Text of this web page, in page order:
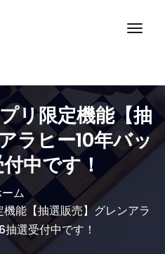
ナ
ー
シ
ョ
ン
切
り
リ限定機能【抽
ラヒー10年バッ
中です！
ム
能【抽選販売】グレンアラ
抽選受付中です！